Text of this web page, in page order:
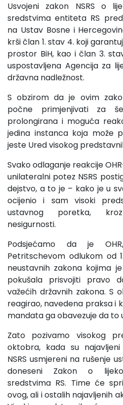
Usvojeni zakon NSRS o
sredstvima entiteta RS
na Ustav Bosne i
krši član 1. stav 4. koji
prostor BiH, kao i član 3.
uspostavljena Agencija za
državna nadležnost.
S obzirom da je ovim
počne primjenjivati za
prolongirana i moguća
jedina instanca koja može
jeste Ured visokog
Svako odlaganje reakcije
unilateralni potez NSRS
dejstvo, a to je – kako je u
ocijenio i sam visoki
ustavnog poretka,
nesigurnosti.
Podsjećamo da je
Petritschevom odlukom od
neustavnih zakona kojima
pokušala prisvojiti pravo
važećih državnih zakona. S
reagirao, navedena praksa i
mandata ga obavezuje da to
Zato pozivamo visokog
oktobra, kada su
NSRS usmjereni na rušenje
doneseni Zakon o
sredstvima RS. Time će
ovog, ali i ostalih najavljenih